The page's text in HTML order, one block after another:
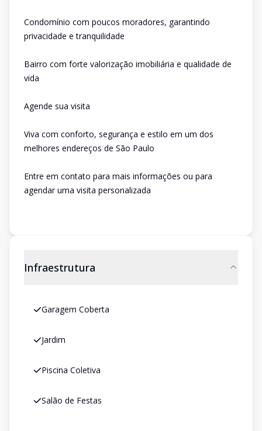
Condomínio com poucos moradores, garantindo
privacidade e tranquilidade
Bairro com forte valorização imobiliária e qualidade de
vida
Agende sua visita
Viva com conforto, segurança e estilo em um dos
melhores endereços de São Paulo
Entre em contato para mais informações ou para
agendar uma visita personalizada
Infraestrutura
Garagem Coberta
Jardim
Piscina Coletiva
Salão de Festas